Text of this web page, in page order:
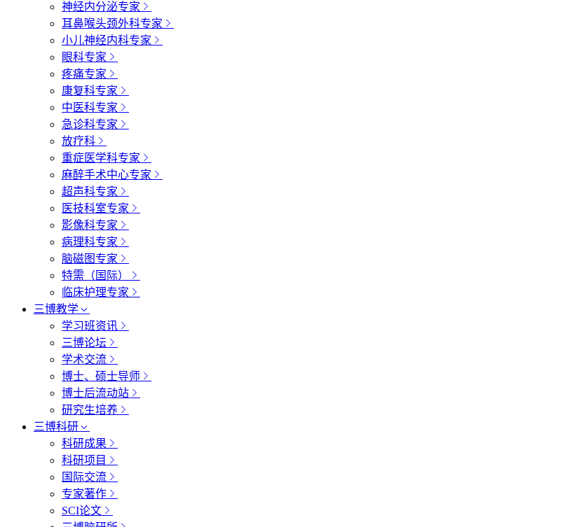
神经内分泌专家
耳鼻喉头颈外科专家
小儿神经内科专家
眼科专家
疼痛专家
康复科专家
中医科专家
急诊科专家
放疗科
重症医学科专家
麻醉手术中心专家
超声科专家
医技科室专家
影像科专家
病理科专家
脑磁图专家
特需（国际）
临床护理专家
三博教学
学习班资讯
三博论坛
学术交流
博士、硕士导师
博士后流动站
研究生培养
三博科研
科研成果
科研项目
国际交流
专家著作
SCI论文